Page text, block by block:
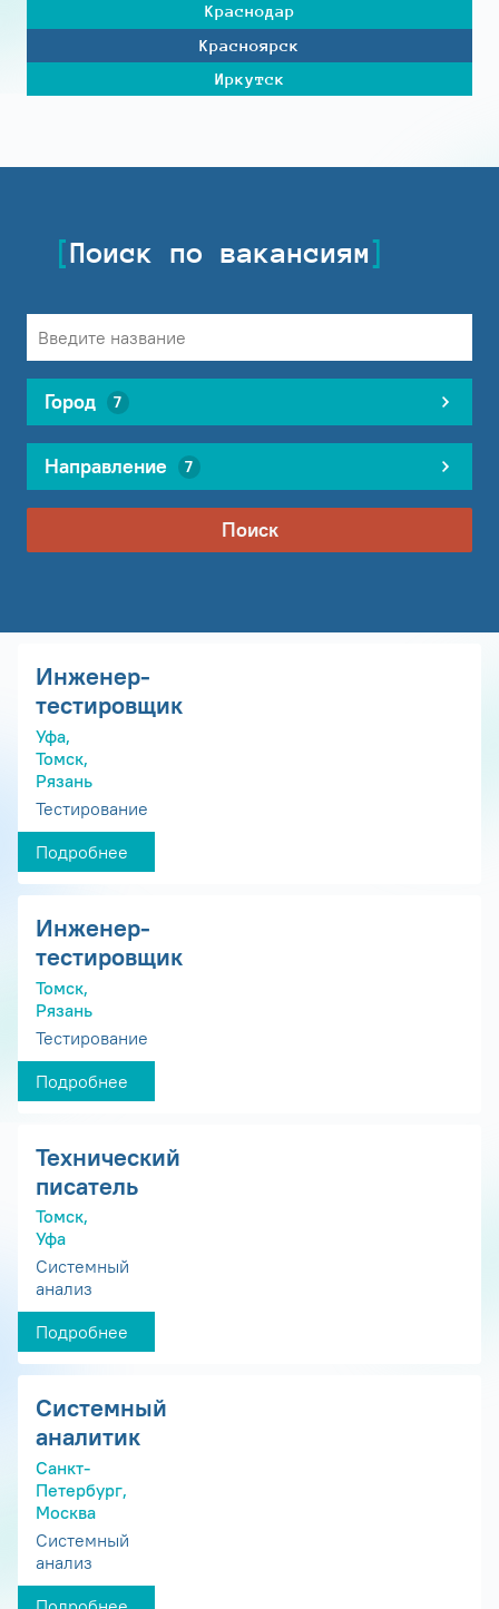
Краснодар
Красноярск
Иркутск
Поиск по вакансиям
Город 7
Направление 7
Поиск
Инженер-
тестировщик
Уфа,
Томск,
Рязань
Тестирование
Подробнее
Инженер-
тестировщик
Томск,
Рязань
Тестирование
Подробнее
Технический
писатель
Томск,
Уфа
Системный
анализ
Подробнее
Системный
аналитик
Санкт-
Петербург,
Москва
Системный
анализ